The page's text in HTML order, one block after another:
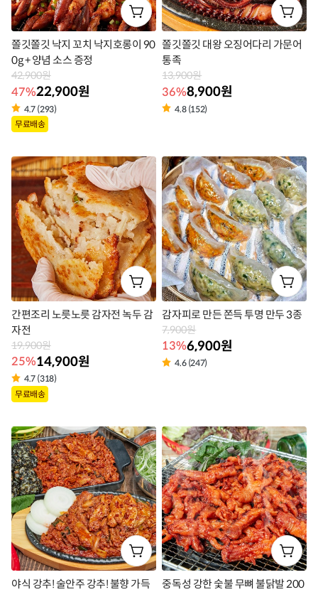
쫄깃쫄깃 낙지 꼬치 낙지호롱이 90
0g + 양념 소스 증정
42,900원
47%22,900원
4.7 (293)
상
라
벨
무료배송
쫄깃쫄깃 대왕 오징어다리 가문어
통족
13,900원
36%8,900원
4.8 (152)
라
벨
간편조리 노릇노릇 감자전 녹두 감
자전
19,900원
25%14,900원
4.7 (318)
상
라
벨
무료배송
감자피로 만든 쫀득 투명 만두 3종
7,900원
13%6,900원
4.6 (247)
라
벨
야식 강추! 술안주 강추! 불향 가득
중독성 강한 숯불 무뼈 불닭발 200